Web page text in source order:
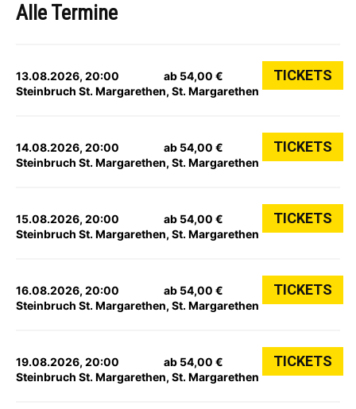
Alle Termine
13.08.2026, 20:00
Steinbruch St. Margarethen, St. Margarethen
ab 54,00 € TICKETS
14.08.2026, 20:00
Steinbruch St. Margarethen, St. Margarethen
ab 54,00 € TICKETS
15.08.2026, 20:00
Steinbruch St. Margarethen, St. Margarethen
ab 54,00 € TICKETS
16.08.2026, 20:00
Steinbruch St. Margarethen, St. Margarethen
ab 54,00 € TICKETS
19.08.2026, 20:00
Steinbruch St. Margarethen, St. Margarethen
ab 54,00 € TICKETS